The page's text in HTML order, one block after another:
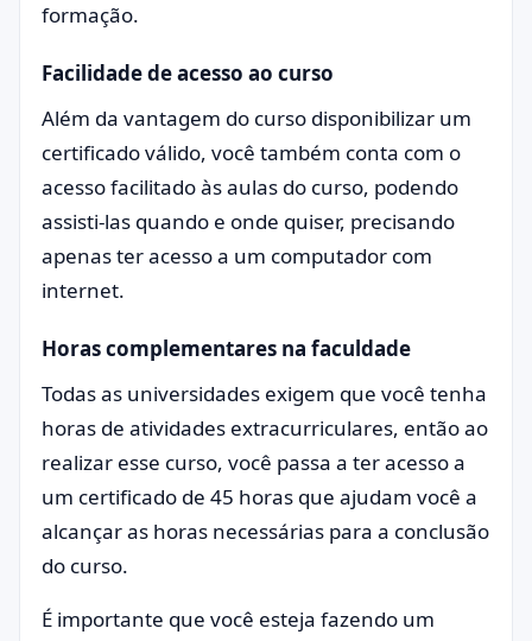
formação.
Facilidade de acesso ao curso
Além da vantagem do curso disponibilizar um
certificado válido, você também conta com o
acesso facilitado às aulas do curso, podendo
assisti-las quando e onde quiser, precisando
apenas ter acesso a um computador com
internet.
Horas complementares na faculdade
Todas as universidades exigem que você tenha
horas de atividades extracurriculares, então ao
realizar esse curso, você passa a ter acesso a
um certificado de 45 horas que ajudam você a
alcançar as horas necessárias para a conclusão
do curso.
É importante que você esteja fazendo um